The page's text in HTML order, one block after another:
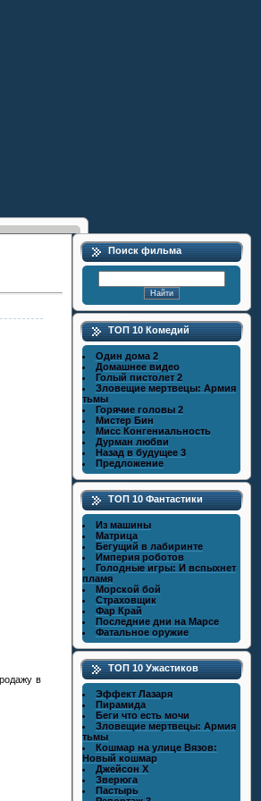
в
Поиск фильма
ТОП 10 Комедий
Один дома 2
Домашнее видео
Голый пистолет 2
Зловещие мертвецы: Армия
тьмы
Горячие головы 2
Мистер Бин
Мисс Конгениальность
Дурман любви
Назад в будущее 3
Предложение
ТОП 10 Фантастики
Из машины
Матрица
Бегущий в лабиринте
Империя роботов
Голодные игры: И вспыхнет
пламя
Морской бой
Страховщик
Фар Край
Последние дни на Марсе
Фатальное оружие
ТОП 10 Ужастиков
Эффект Лазаря
Пирамида
Беги что есть мочи
Зловещие мертвецы: Армия
тьмы
Кошмар на улице Вязов:
Новый кошмар
Джейсон X
Зверюга
Пастырь